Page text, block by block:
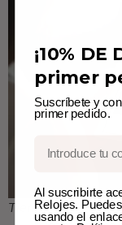
Tienda de relojes
¡10% DE
primer
Suscríbete y
primer pedido.
Al suscribirte
Relojes.
usando el